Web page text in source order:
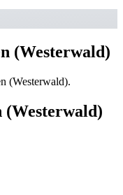
(Westerwald)
(Westerwald).